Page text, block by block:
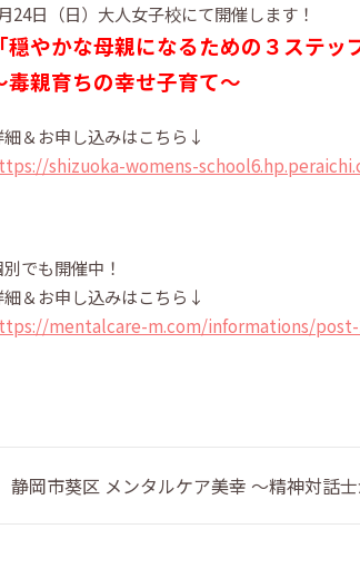
24日（日）大人女子校にて開催します！
「穏やかな母親になるための３ステッ
毒親育ちの幸せ子育て〜
細＆お申し込みはこちら↓
shizuoka-womens-
でも開催中！
細＆お申し込みはこちら↓
mentalcare-m.com/informations/post-
静岡市葵区 メンタルケア美幸 〜精神対話